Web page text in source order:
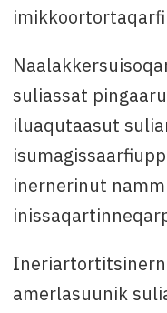
suliassat
iluaqutaasut
inernerinut
amerlasuunik